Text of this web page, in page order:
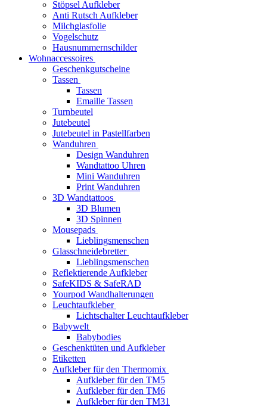
Stöpsel Aufkleber
Anti Rutsch Aufkleber
Milchglasfolie
Vogelschutz
Hausnummernschilder
Wohnaccessoires
Geschenkgutscheine
Tassen
Tassen
Emaille Tassen
Turnbeutel
Jutebeutel
Jutebeutel in Pastellfarben
Wanduhren
Design Wanduhren
Wandtattoo Uhren
Mini Wanduhren
Print Wanduhren
3D Wandtattoos
3D Blumen
3D Spinnen
Mousepads
Lieblingsmenschen
Glasschneidebretter
Lieblingsmenschen
Reflektierende Aufkleber
SafeKIDS & SafeRAD
Yourpod Wandhalterungen
Leuchtaufkleber
Lichtschalter Leuchtaufkleber
Babywelt
Babybodies
Geschenktüten und Aufkleber
Etiketten
Aufkleber für den Thermomix
Aufkleber für den TM5
Aufkleber für den TM6
Aufkleber für den TM31